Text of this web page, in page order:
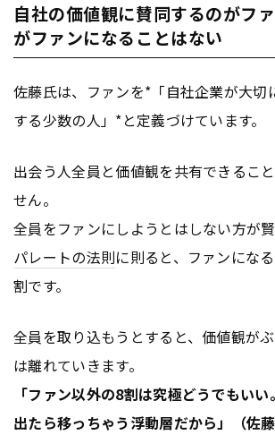
自社の価値観に賛同するのがフ
がファンになることはない
佐藤氏は、ファンを*「自社企業が大切
する少数の人」*と定義づけています。
出会う人全員と価値観を共有できるこ
せん。
全員をファンにしようとはしない方が賢
パレートの法則に則ると、ファンにな
割です。
全員を取り込もうとすると、価値観が
は離れていきます。
「ファン以外の8割は究極どうでもい
出たら移っちゃう浮動層だから」（佐藤